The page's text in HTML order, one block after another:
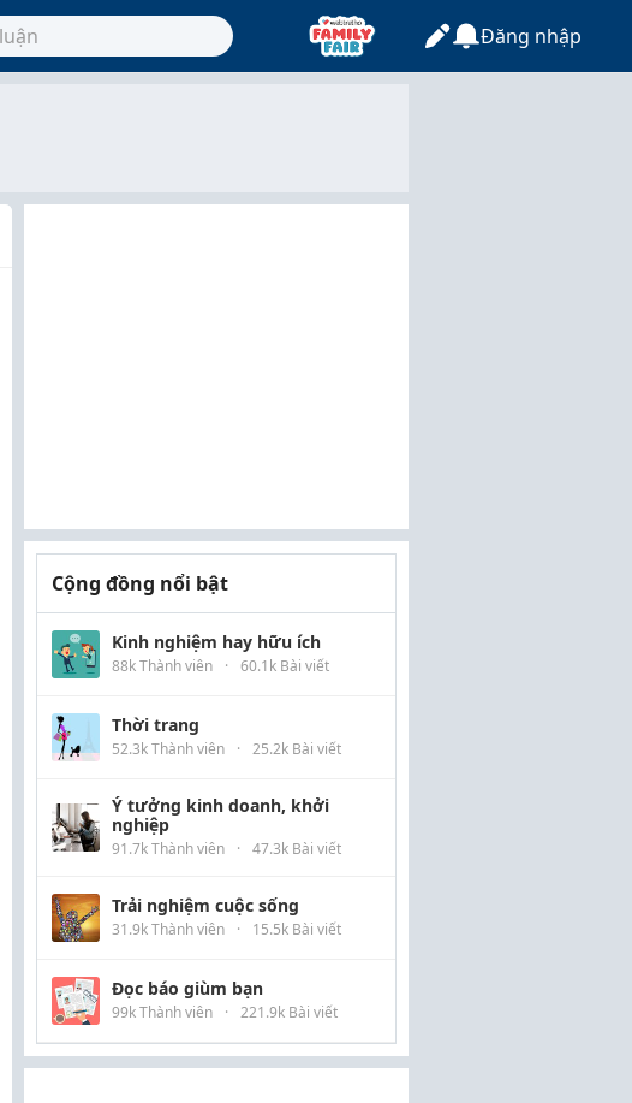
Đăng nhập
Cộng đồng nổi bật
Kinh nghiệm hay hữu ích
88k Thành viên · 60.1k Bài viết
Thời trang
52.3k Thành viên · 25.2k Bài viết
Ý tưởng kinh doanh, khởi
nghiệp
91.7k Thành viên · 47.3k Bài viết
Trải nghiệm cuộc sống
31.9k Thành viên · 15.5k Bài viết
Đọc báo giùm bạn
99k Thành viên · 221.9k Bài viết